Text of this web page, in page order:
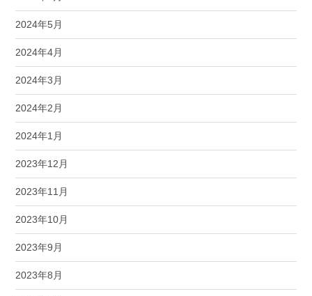
2024年5月
2024年4月
2024年3月
2024年2月
2024年1月
2023年12月
2023年11月
2023年10月
2023年9月
2023年8月